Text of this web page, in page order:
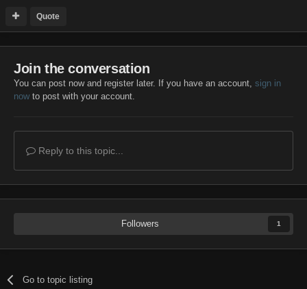
Quote
Join the conversation
You can post now and register later. If you have an account, sign in
nowto post with your account.
Reply to this topic...
Followers 1
Go to topic listing